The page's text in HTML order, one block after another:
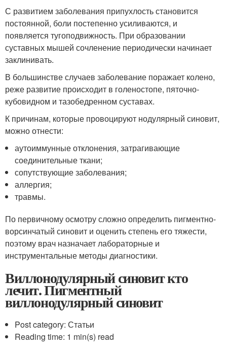
С развитием заболевания припухлость становится
постоянной, боли постепенно усиливаются, и
появляется тугоподвижность. При образовании
суставных мышей сочленение периодически начинает
заклинивать.
В большинстве случаев заболевание поражает колено,
реже развитие происходит в голеностопе, пяточно-
кубовидном и тазобедренном суставах.
К причинам, которые провоцируют нодулярный синовит,
можно отнести:
аутоиммунные отклонения, затрагивающие
соединительные ткани;
сопутствующие заболевания;
аллергия;
травмы.
По первичному осмотру сложно определить пигментно-
ворсинчатый синовит и оценить степень его тяжести,
поэтому врач назначает лабораторные и
инструментальные методы диагностики.
Виллонодулярный синовит кто
лечит. Пигментный
виллонодулярный синовит
Post category: Статьи
Reading time: 1 min(s) read